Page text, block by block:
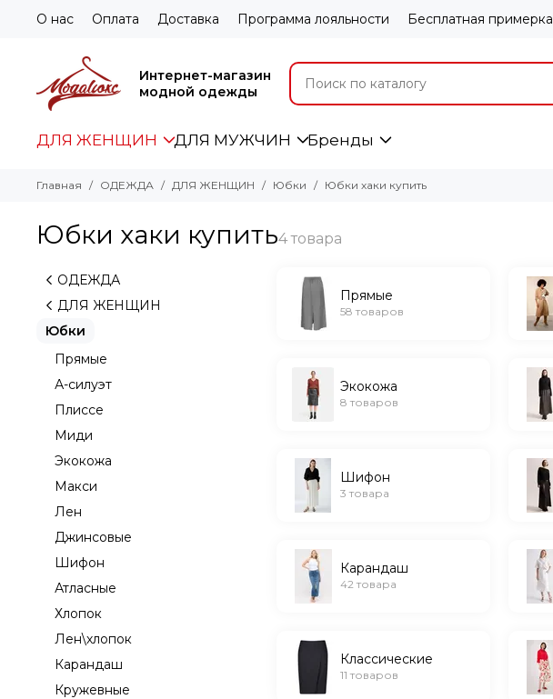
О нас Оплата Доставка Программа лояльности Бесплатная примерка
Интернет-магазин
модной одежды
ДЛЯ ЖЕНЩИН ДЛЯ МУЖЧИН Бренды
Главная ОДЕЖДА ДЛЯ ЖЕНЩИН Юбки Юбки хаки купить
Юбки хаки купить
Прямые
58 товаров
Экокожа
8 товаров
Шифон
3 товара
Карандаш
42 товара
Классические
11 товаров
ОДЕЖДА
ДЛЯ ЖЕНЩИН
Юбки
Прямые
А-силуэт
Плиссе
Миди
Экокожа
Макси
Лен
Джинсовые
Шифон
Атласные
Хлопок
Лен\хлопок
Карандаш
Кружевные